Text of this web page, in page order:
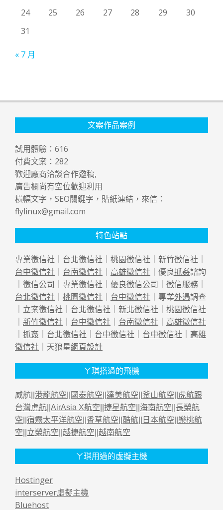
24
25 26 27 28 29
30
31
« 7 月
文案作品案例
試用體驗： 616
付費文案： 282
歡迎廠商洽談合作邀稿,
廣告欄尚有空位歡迎利用
橫幅文字，SEO關鍵字，貼紙連結，來信：
flylinux@gmail.com
特色站點
專業徵信社 ｜ 台北徵信社 ｜ 桃園徵信社 ｜ 新竹徵信社 ｜
台中徵信社 ｜ 台南徵信社 ｜ 高雄徵信社 ｜優良抓姦諮詢
｜ 徵信公司 ｜專業徵信社 ｜優良徵信公司 ｜ 徵信服務｜
台北徵信社 ｜ 桃園徵信社 ｜ 台中徵信社 ｜專業外遇調查
｜立案徵信社 ｜ 台北徵信社 ｜ 新北徵信社 ｜ 桃園徵信社
｜ 新竹徵信社 ｜ 台中徵信社 ｜ 台南徵信社 ｜ 高雄徵信社
｜ 抓姦 ｜ 台北徵信社 ｜ 台中徵信社 ｜ 台中徵信社 ｜ 高雄
徵信社 ｜天狼星網頁設計
ㄚ琪搭過的飛機
威航|| 港龍航空 國泰航空 達美航空 釜山航空
虎航跟
台灣虎航 AirAsia X航空 捷星航空 海南航空 長榮航
空 宿霧太平洋航空 香草航空 酷航 日本航空 樂桃航
空 立榮航空 越捷航空 越南航空
ㄚ琪用過的虛擬主機
Hostinger
interserver虛擬主機
Bluehost